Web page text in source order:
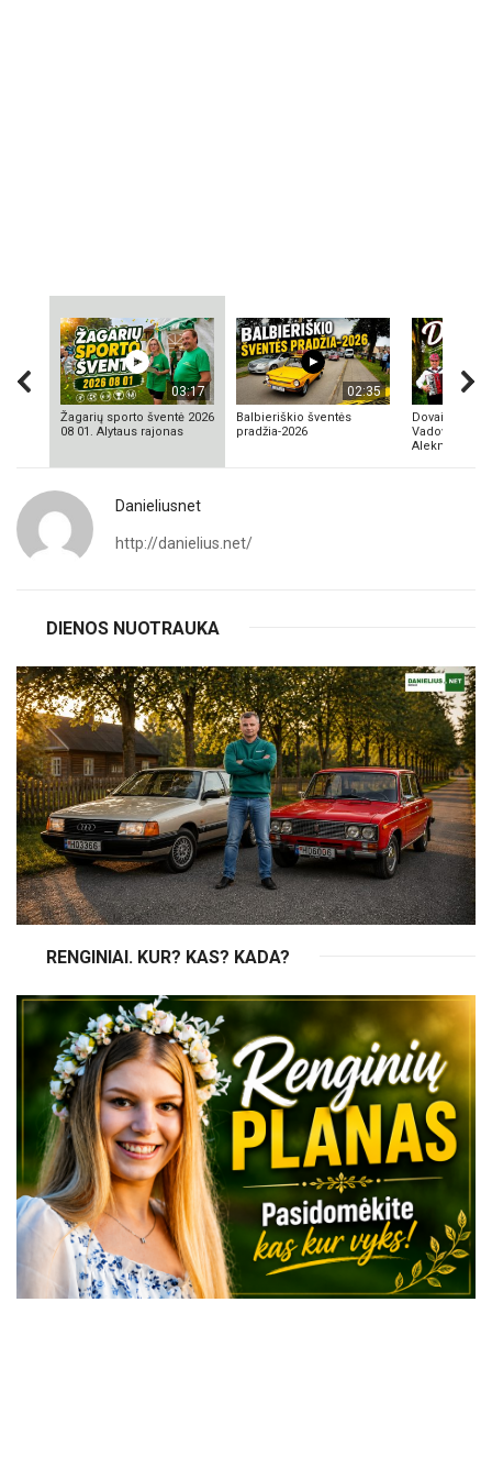
03:17
Žagarių sporto šventė 2026
08 01. Alytaus rajonas
02:35
Balbieriškio šventės
pradžia-2026
Dovainonių
Vadovas
Aleknavičius
Danieliusnet
http://danielius.net/
DIENOS NUOTRAUKA
RENGINIAI. KUR? KAS? KADA?